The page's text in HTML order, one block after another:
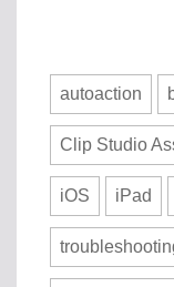
autoaction
Clip Studio
iOS iPad